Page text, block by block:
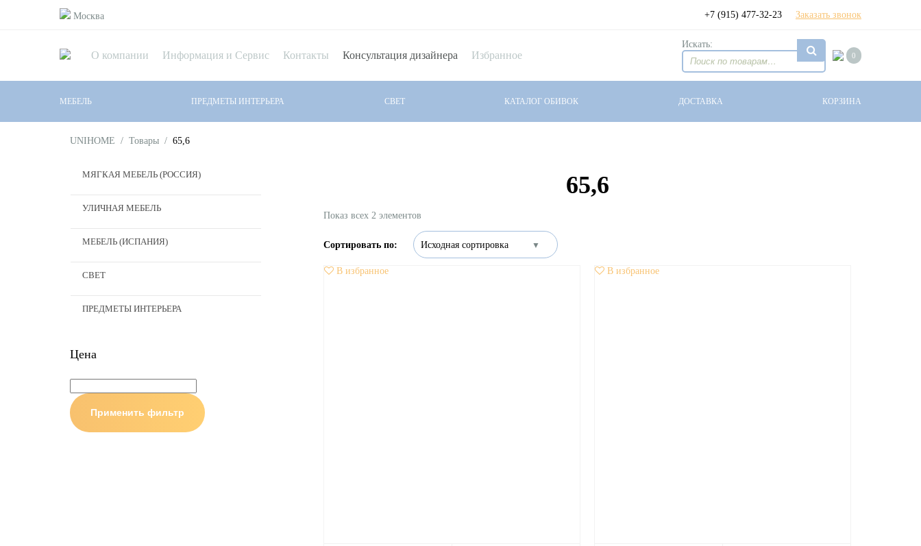
Москва +7 (915) 477-32-23 Заказать звонок
О компании Информация и Сервис Контакты Консультация дизайнера Избранное
Искать:
0
МЕБЕЛЬ ПРЕДМЕТЫ ИНТЕРЬЕРА СВЕТ КАТАЛОГ ОБИВОК ДОСТАВКА КОРЗИНА
UNIHOME / Товары / 65,6
МЯГКАЯ МЕБЕЛЬ (РОССИЯ)
УЛИЧНАЯ МЕБЕЛЬ
МЕБЕЛЬ (ИСПАНИЯ)
СВЕТ
ПРЕДМЕТЫ ИНТЕРЬЕРА
Цена
Применить фильтр
65,6
Показ всех 2 элементов
В избранное В избранное